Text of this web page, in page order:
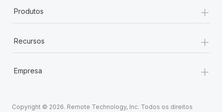
Produtos +
Recursos +
Empresa +
Copyright © 2026. Remote Technology, Inc. Todos os direitos